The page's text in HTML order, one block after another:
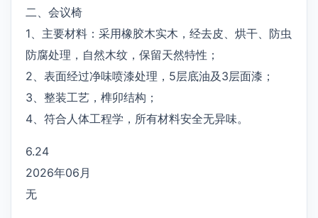
二、会议椅
1、主要材料：采用橡胶木实木，经去皮、烘干、防虫
防腐处理，自然木纹，保留天然特性；
2、表面经过净味喷漆处理，5层底油及3层面漆；
3、整装工艺，榫卯结构；
4、符合人体工程学，所有材料安全无异味。
6.24
2026年06月
无